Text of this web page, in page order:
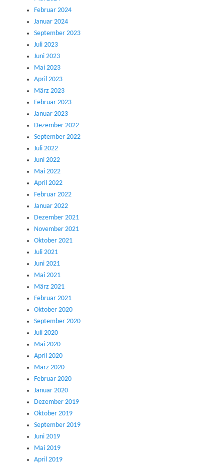
Februar 2024
Januar 2024
September 2023
Juli 2023
Juni 2023
Mai 2023
April 2023
März 2023
Februar 2023
Januar 2023
Dezember 2022
September 2022
Juli 2022
Juni 2022
Mai 2022
April 2022
Februar 2022
Januar 2022
Dezember 2021
November 2021
Oktober 2021
Juli 2021
Juni 2021
Mai 2021
März 2021
Februar 2021
Oktober 2020
September 2020
Juli 2020
Mai 2020
April 2020
März 2020
Februar 2020
Januar 2020
Dezember 2019
Oktober 2019
September 2019
Juni 2019
Mai 2019
April 2019